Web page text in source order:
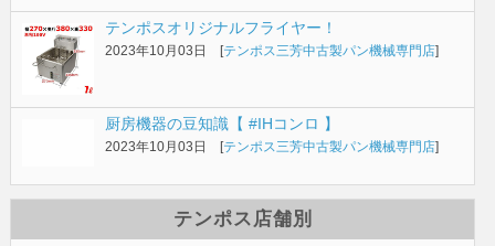
テンポスオリジナルフライヤー！
2023年10月03日 [テンポス三芳中古製パン機械専門店]
厨房機器の豆知識【 #IHコンロ 】
2023年10月03日 [テンポス三芳中古製パン機械専門店]
テンポス店舗別